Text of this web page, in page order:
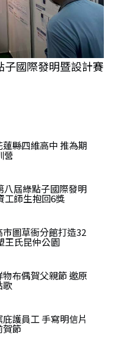
國際發明暨設計賽
縣四維高中 推為期
營
八屆綠點子國際發明
工師生抱回6獎
圖草衙分館打造32
王氏昆仲公園
布偶賀父親節 邀原
歌
護員工 手寫明信片
賀節